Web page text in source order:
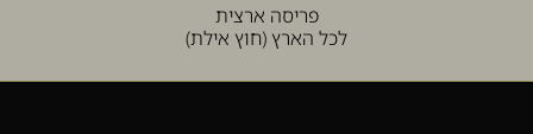
פריסה ארצית
לכל הארץ (חוץ אילת)